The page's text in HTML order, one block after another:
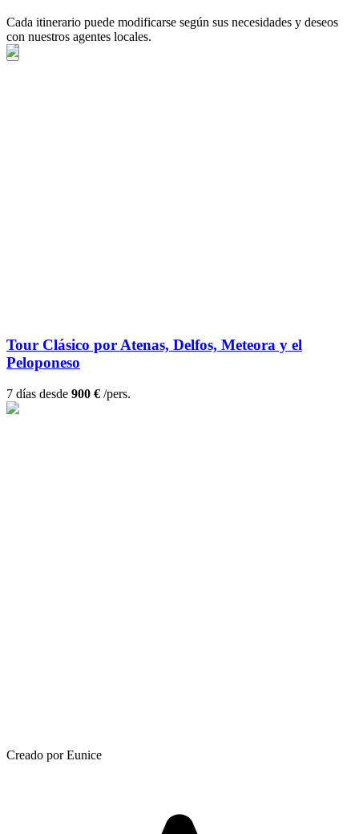
Cada itinerario puede modificarse según sus necesidades y deseos
con nuestros agentes locales.
Tour Clásico por Atenas, Delfos, Meteora y el
Peloponeso
7 días desde 900 € /pers.
Creado por Eunice